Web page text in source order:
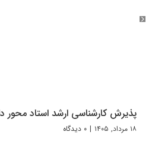
پذیرش کارشناسی ارشد استاد محور
۱۸ مرداد, ۱۴۰۵ | ۰ دیدگاه